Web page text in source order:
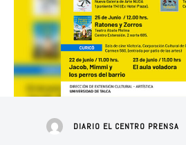
DIARIO EL CENTRO PRENSA